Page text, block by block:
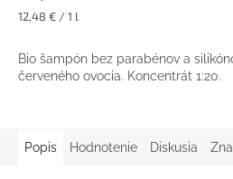
Jednotková
12,48 € / 1 l
Bio šampón bez parabénov a
červeného ovocia. Koncentrát 1:20.
Popis Hodnotenie Diskusia